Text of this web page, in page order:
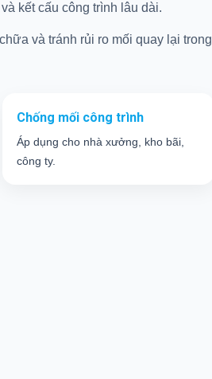
kết cấu công trình lâu dài.
và tránh rủi ro mối quay lại trong
Chống mối công trình
Áp dụng cho nhà xưởng, kho bãi,
công ty.